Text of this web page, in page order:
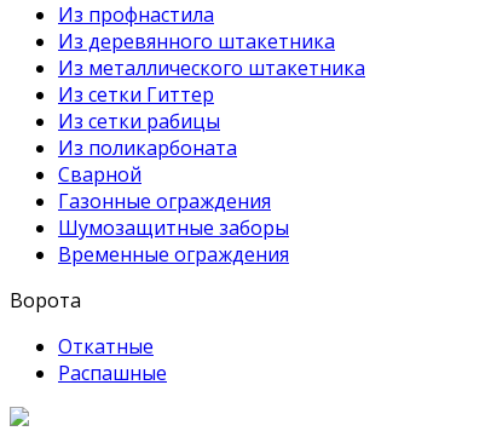
Из профнастила
Из деревянного штакетника
Из металлического штакетника
Из сетки Гиттер
Из сетки рабицы
Из поликарбоната
Сварной
Газонные ограждения
Шумозащитные заборы
Временные ограждения
Ворота
Откатные
Распашные